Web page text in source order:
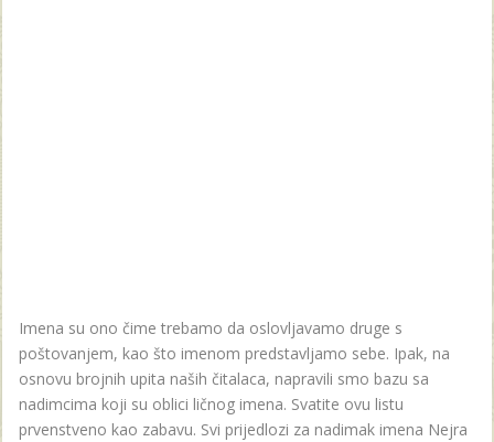
Imena su ono čime trebamo da oslovljavamo druge s
poštovanjem, kao što imenom predstavljamo sebe. Ipak, na
osnovu brojnih upita naših čitalaca, napravili smo bazu sa
nadimcima koji su oblici ličnog imena. Svatite ovu listu
prvenstveno kao zabavu. Svi prijedlozi za nadimak imena Nejra